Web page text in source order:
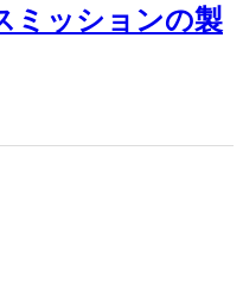
ミッションの製